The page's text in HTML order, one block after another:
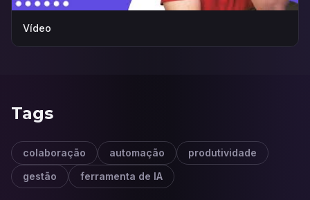
Vídeo
Tags
colaboração automação
produtividade
gestão
ferramenta de IA